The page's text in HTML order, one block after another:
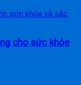
cho sức khỏe